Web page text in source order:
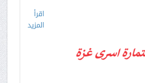
اقرأ
المزيد